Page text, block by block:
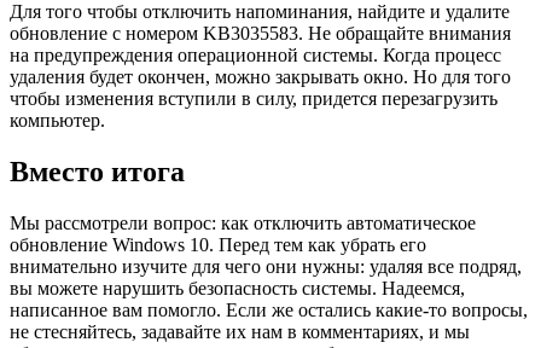
Для того чтобы отключить напоминания, найдите и удалите
обновление с номером KB3035583. Не обращайте внимания
на предупреждения операционной системы. Когда процесс
удаления будет окончен, можно закрывать окно. Но для того
чтобы изменения вступили в силу, придется перезагрузить
компьютер.
Вместо итога
Мы рассмотрели вопрос: как отключить автоматическое
обновление Windows 10. Перед тем как убрать его
внимательно изучите для чего они нужны: удаляя все подряд,
вы можете нарушить безопасность системы. Надеемся,
написанное вам помогло. Если же остались какие-то вопросы,
не стесняйтесь, задавайте их нам в комментариях, и мы